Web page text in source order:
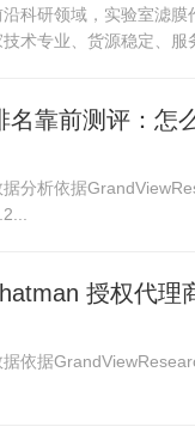
科研领域，实验室滤
术专业、货源稳定、服
名靠前测评：怎
分析依据
授权代
依据